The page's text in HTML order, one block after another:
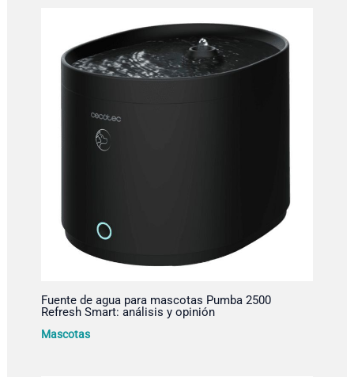
Fuente de agua para mascotas Pumba 2500
Refresh Smart: análisis y opinión
Mascotas